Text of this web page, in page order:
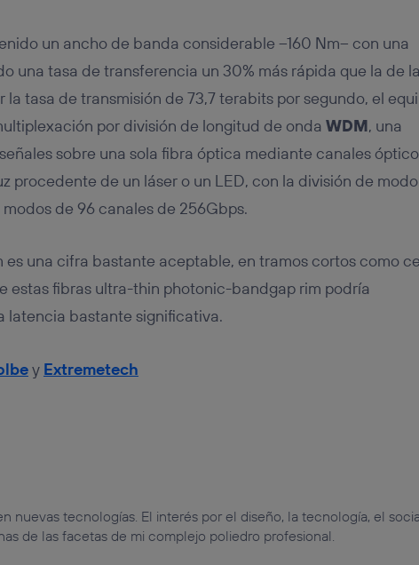
un ancho de banda considerable –160 Nm– con una
una tasa de transferencia un 30% más rápida que la de
tasa de transmisión de 73,7 terabits por segundo, el
por división de longitud de onda WDM, una
sobre una sola fibra óptica mediante canales
procedente de un láser o un LED, con la división de modo
de 96 canales de 256Gbps.
una cifra bastante aceptable, en tramos cortos como
estas fibras ultra-thin photonic-bandgap rim podría
latencia bastante significativa.
y Extremetech
nuevas tecnologías. El interés por el diseño, la tecnología, el
de las facetas de mi complejo poliedro profesional.